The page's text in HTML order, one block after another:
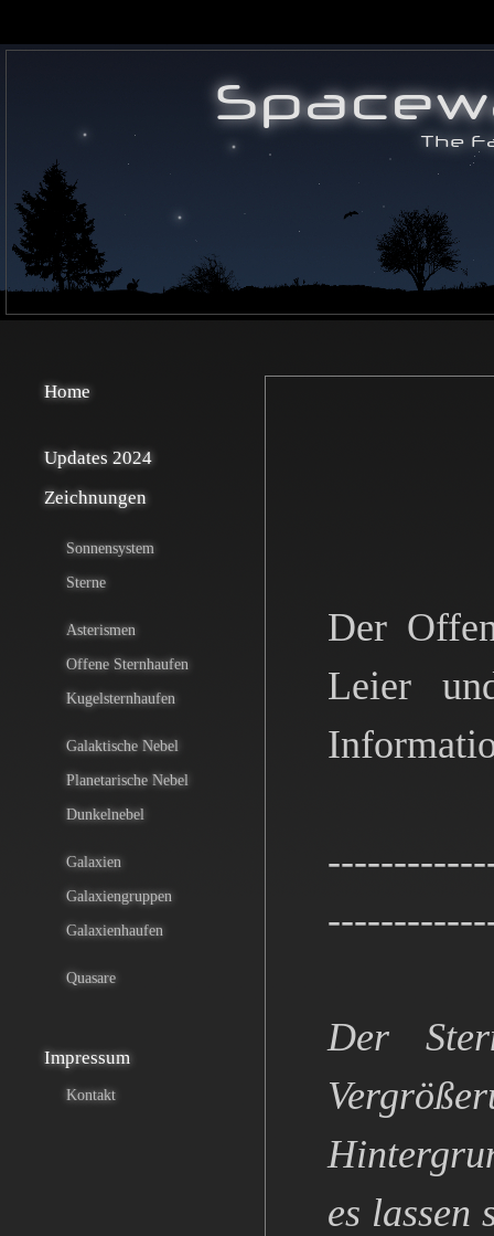
Home
Updates 2024
Zeichnungen
Sonnensystem
Sterne
Asterismen
Offene Sternhaufen
Kugelsternhaufen
Galaktische Nebel
Planetarische Nebel
Dunkelnebel
Galaxien
Galaxiengruppen
Galaxienhaufen
Quasare
Impressum
Kontakt
Der
Leier
Der
es lassen